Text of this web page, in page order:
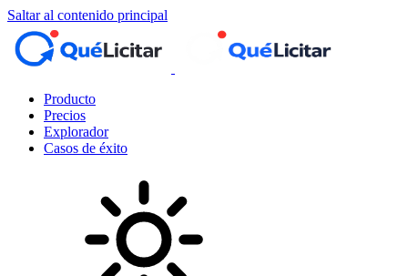
Saltar al contenido principal
Producto
Precios
Explorador
Casos de éxito